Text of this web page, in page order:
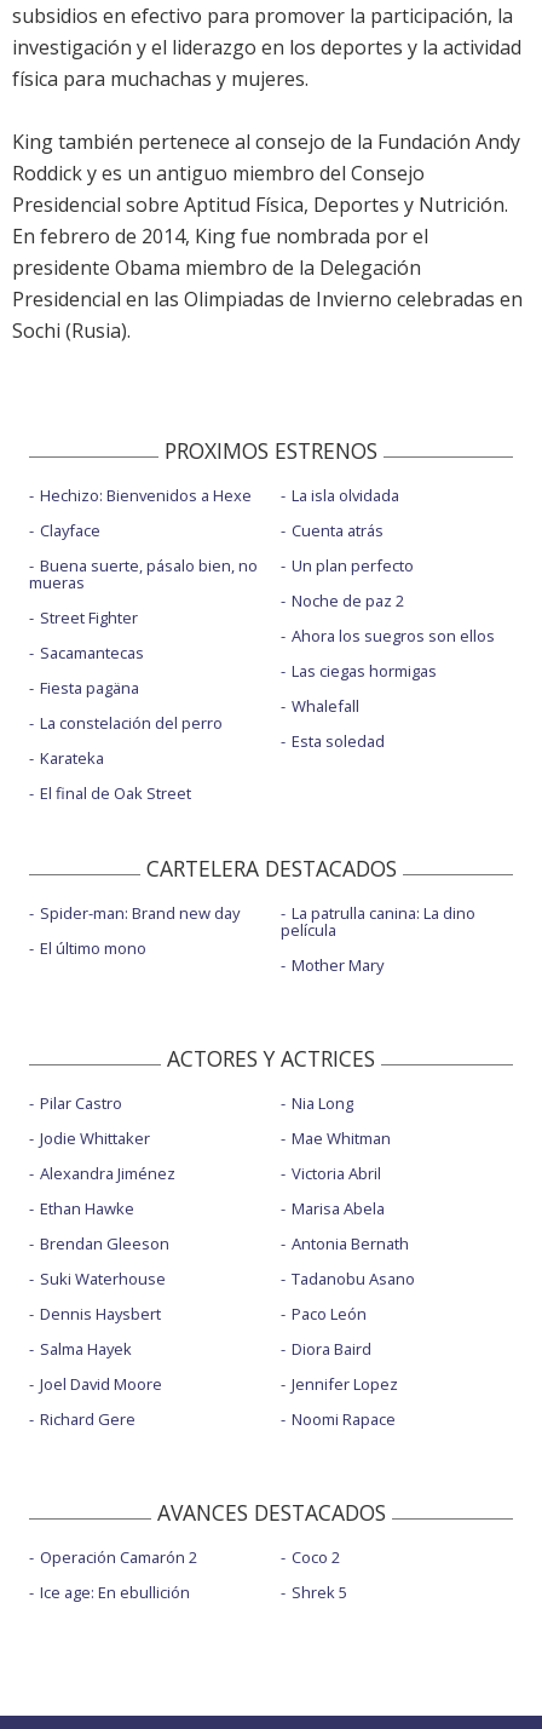
subsidios en efectivo para promover la participación, la
investigación y el liderazgo en los deportes y la actividad
física para muchachas y mujeres.
King también pertenece al consejo de la Fundación Andy
Roddick y es un antiguo miembro del Consejo
Presidencial sobre Aptitud Física, Deportes y Nutrición.
En febrero de 2014, King fue nombrada por el
presidente Obama miembro de la Delegación
Presidencial en las Olimpiadas de Invierno celebradas en
Sochi (Rusia).
PROXIMOS ESTRENOS
Hechizo: Bienvenidos a Hexe
Clayface
Buena suerte, pásalo bien, no
mueras
Street Fighter
Sacamantecas
Fiesta pagäna
La constelación del perro
Karateka
El final de Oak Street
La isla olvidada
Cuenta atrás
Un plan perfecto
Noche de paz 2
Ahora los suegros son ellos
Las ciegas hormigas
Whalefall
Esta soledad
CARTELERA DESTACADOS
Spider-man: Brand new day
El último mono
La patrulla canina: La dino
película
Mother Mary
ACTORES Y ACTRICES
Pilar Castro
Jodie Whittaker
Alexandra Jiménez
Ethan Hawke
Brendan Gleeson
Suki Waterhouse
Dennis Haysbert
Salma Hayek
Joel David Moore
Richard Gere
Nia Long
Mae Whitman
Victoria Abril
Marisa Abela
Antonia Bernath
Tadanobu Asano
Paco León
Diora Baird
Jennifer Lopez
Noomi Rapace
AVANCES DESTACADOS
Operación Camarón 2
Ice age: En ebullición
Coco 2
Shrek 5